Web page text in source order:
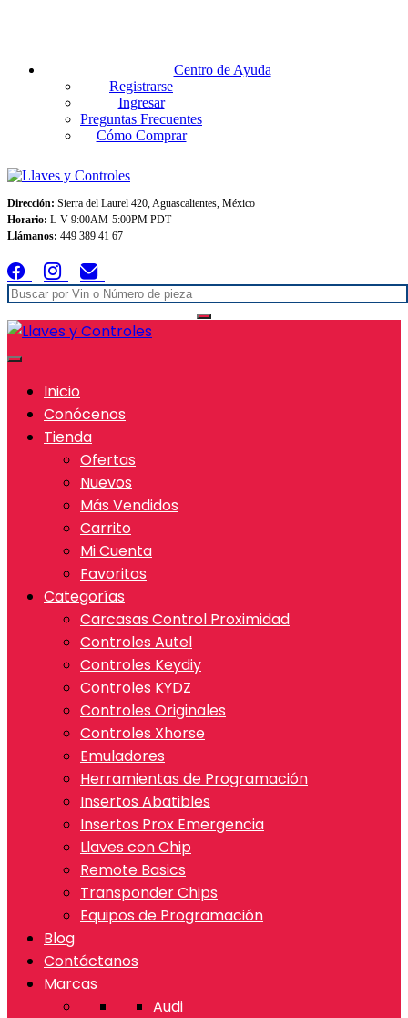
Centro de Ayuda
Registrarse
Ingresar
Preguntas Frecuentes
Cómo Comprar
Dirección: Sierra del Laurel 420, Aguascalientes, México
Horario: L-V 9:00AM-5:00PM PDT
Llámanos: 449 389 41 67
Inicio
Conócenos
Tienda
Ofertas
Nuevos
Más Vendidos
Carrito
Mi Cuenta
Favoritos
Categorías
Carcasas Control Proximidad
Controles Autel
Controles Keydiy
Controles KYDZ
Controles Originales
Controles Xhorse
Emuladores
Herramientas de Programación
Insertos Abatibles
Insertos Prox Emergencia
Llaves con Chip
Remote Basics
Transponder Chips
Equipos de Programación
Blog
Contáctanos
Marcas
Audi